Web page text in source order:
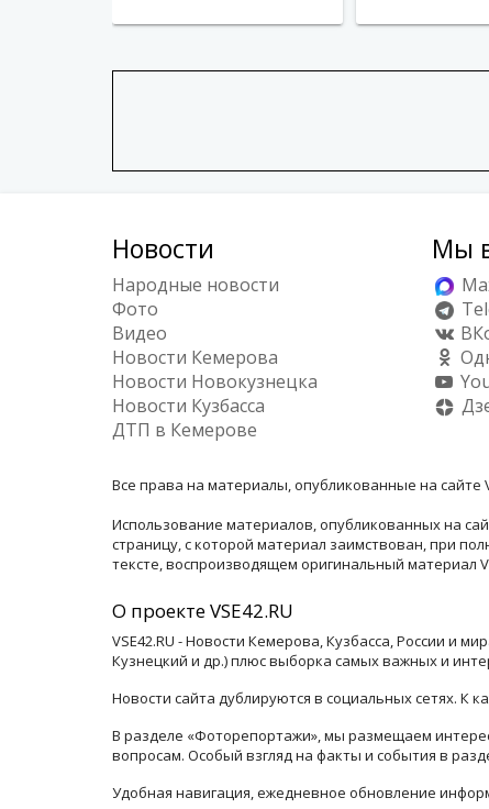
Новости
Народные новости
Фото
Видео
Новости Кемерова
Новости Новокузнецка
Новости Кузбасса
ДТП в Кемерове
Мы
Все права на материалы, опубликованные на сайте
Использование материалов, опубликованных на
страницу, с которой материал заимствован, при
тексте, воспроизводящем оригинальный материал
О проекте VSE42.RU
VSE42.RU - Новости Кемерова, Кузбасса, России и
Кузнецкий и др.) плюс выборка самых важных и
Новости сайта дублируются в социальных сетях. К
В разделе «Фоторепортажи», мы размещаем
вопросам. Особый взгляд на факты и события в
Удобная навигация, ежедневное обновление